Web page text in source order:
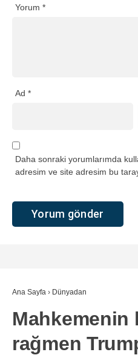
Yorum *
Ad *
Daha sonraki yorumlarımda
adresim ve site adresim bu
Ana Sayfa › Dünyadan
Mahkemenin
rağmen